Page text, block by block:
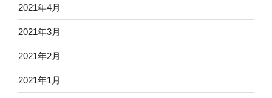
2021年4月
2021年3月
2021年2月
2021年1月